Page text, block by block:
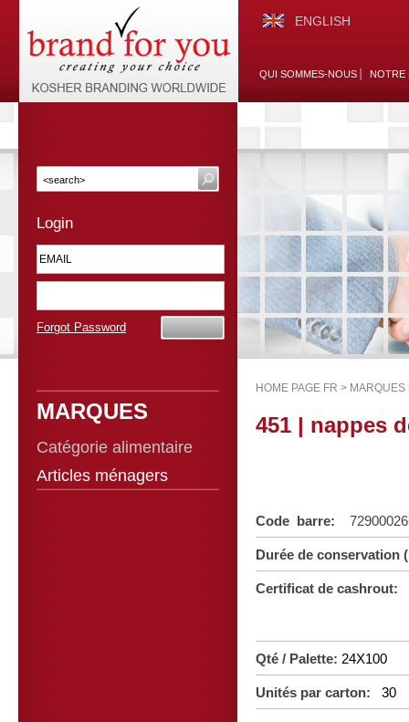
ENGLISH
QUI SOMMES-NOUS NOTRE
Login
Forgot Password
MARQUES
Catégorie alimentaire
Articles ménagers
HOME PAGE FR > MARQUES
451 | nappes
Code barre:
Durée de conservation
Certificat de cashrout:
Qté / Palette: 24X100
Unités par carton: 30